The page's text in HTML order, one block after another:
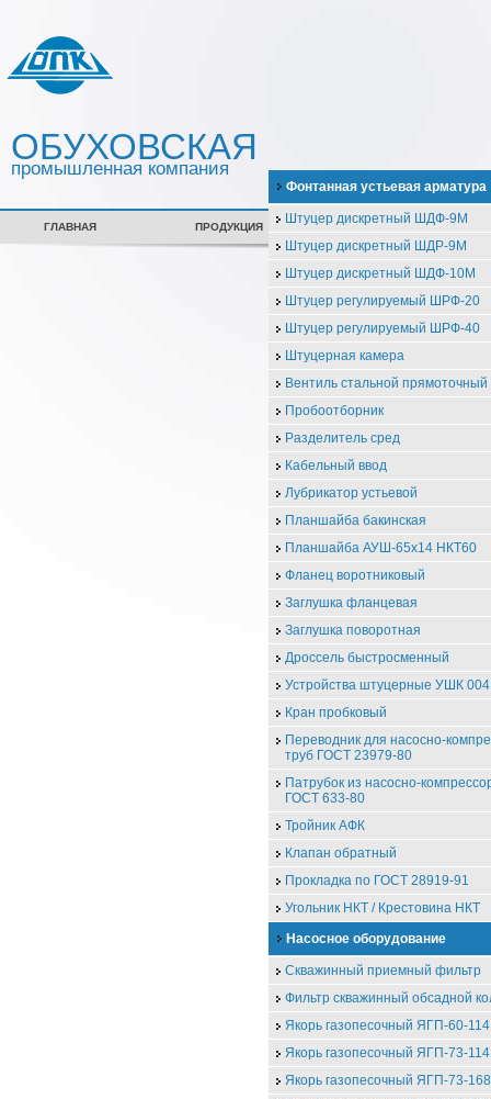
ОБУХОВСКАЯ
промышленная компания
ГЛАВНАЯ ПРОДУКЦИЯ СЕРТИФИКАТЫ
Фонтанная устьевая арматура
Штуцер дискретный ШДФ-9М
Штуцер дискретный ШДР-9М
Штуцер дискретный ШДФ-10М
Штуцер регулируемый ШРФ-20
Штуцер регулируемый ШРФ-40
Штуцерная камера
Вентиль стальной
Пробоотборник
Разделитель сред
Кабельный ввод
Лубрикатор устьевой
Планшайба бакинская
Планшайба АУШ-65х14 НКТ60
Фланец воротниковый
Заглушка фланцевая
Заглушка поворотная
Дроссель быстросменный
Устройства штуцерные УШК
Кран пробковый
Переводник для насосно-
труб ГОСТ 23979-80
Патрубок из насосно-
ГОСТ 633-80
Тройник АФК
Клапан обратный
Прокладка по ГОСТ 28919-91
Угольник НКТ / Крестовина НКТ
Насосное оборудование
Скважинный приемный фильтр
Фильтр скважинный обсадной
Якорь газопесочный ЯГП-60-
Якорь газопесочный ЯГП-73-114
Якорь газопесочный ЯГП-73-168